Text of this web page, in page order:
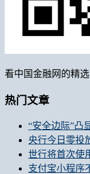
看中国金融网的精选
热门文章
“安全边际”凸
央行今日零投
世行将首次使
支付宝小程序